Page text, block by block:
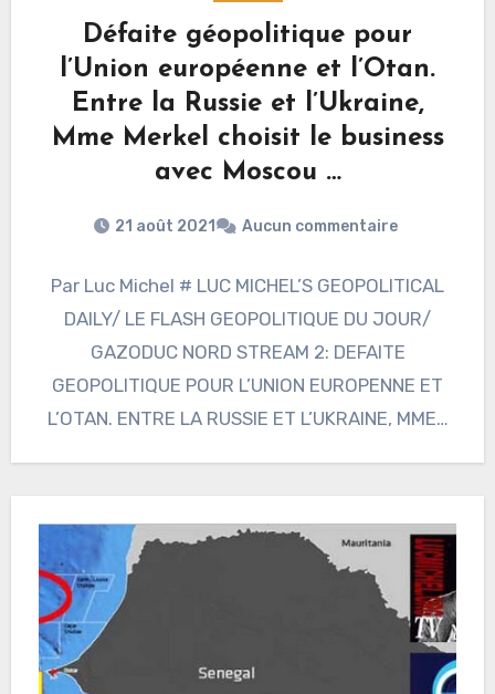
Défaite géopolitique pour
l’Union européenne et l’Otan.
Entre la Russie et l’Ukraine,
Mme Merkel choisit le business
avec Moscou …
21 août 2021 Aucun commentaire
Par Luc Michel # LUC MICHEL’S GEOPOLITICAL
DAILY/ LE FLASH GEOPOLITIQUE DU JOUR/
GAZODUC NORD STREAM 2: DEFAITE
GEOPOLITIQUE POUR L’UNION EUROPENNE ET
L’OTAN. ENTRE LA RUSSIE ET L’UKRAINE, MME…